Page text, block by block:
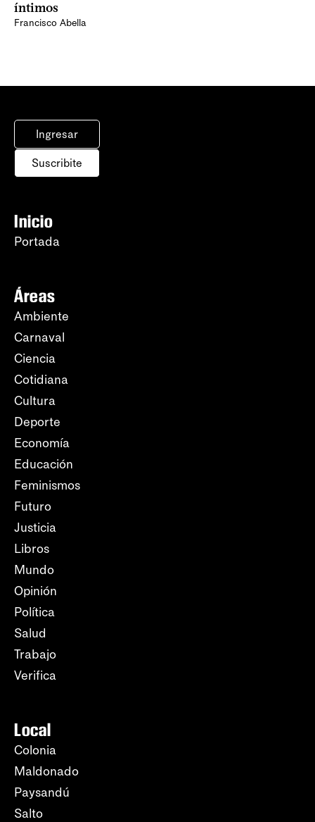
íntimos
Francisco Abella
Ingresar
Suscribite
Inicio
Portada
Áreas
Ambiente
Carnaval
Ciencia
Cotidiana
Cultura
Deporte
Economía
Educación
Feminismos
Futuro
Justicia
Libros
Mundo
Opinión
Política
Salud
Trabajo
Verifica
Local
Colonia
Maldonado
Paysandú
Salto